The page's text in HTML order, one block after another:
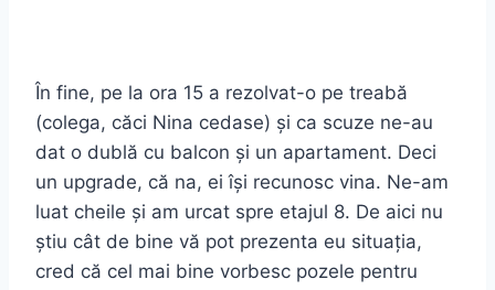
În fine, pe la ora 15 a rezolvat-o pe treabă
(colega, căci Nina cedase) și ca scuze ne-au
dat o dublă cu balcon și un apartament. Deci
un upgrade, că na, ei își recunosc vina. Ne-am
luat cheile și am urcat spre etajul 8. De aici nu
știu cât de bine vă pot prezenta eu situația,
cred că cel mai bine vorbesc pozele pentru